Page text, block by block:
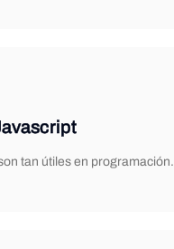
tan útiles en programación.